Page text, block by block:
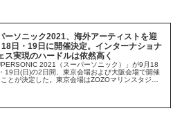
ーソニック2021、海外アーティストを迎
18日・19日に開催決定。インターナショナ
ス実現のハードルは依然高く
2021（スーパーソニック）」が9月18
19日(日)の2日間、東京会場および大阪会場で開催
とが決定した。東京会場はZOZOマリンスタジア